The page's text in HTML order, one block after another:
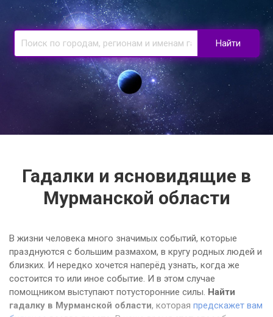
Найти
Гадалки и ясновидящие в
Мурманской области
В жизни человека много значимых событий, которые
празднуются с большим размахом, в кругу родных людей и
близких. И нередко хочется наперёд узнать, когда же
состоится то или иное событие. И в этом случае
помощником выступают потусторонние силы. Найти
гадалку в Мурманской области, которая предскажет вам